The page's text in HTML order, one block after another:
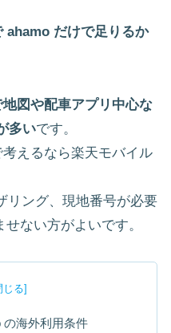
ahamo だけで足りるか
図や配車アプリ中心な
多いです。
えるなら楽天モバイル
リング、現地番号が必要
ない方がよいです。
の海外利用条件